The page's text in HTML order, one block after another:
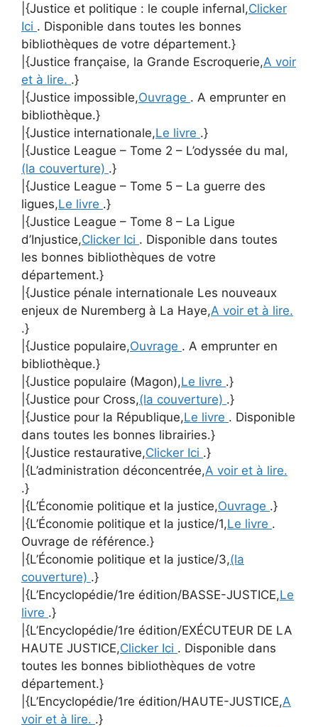
|{Justice et politique : le couple infernal,Clicker
Ici . Disponible dans toutes les bonnes
bibliothèques de votre département.}
|{Justice française, la Grande Escroquerie,A voir
et à lire. .}
|{Justice impossible,Ouvrage . A emprunter en
bibliothèque.}
|{Justice internationale,Le livre .}
|{Justice League – Tome 2 – L’odyssée du mal,
(la couverture) .}
|{Justice League – Tome 5 – La guerre des
ligues,Le livre .}
|{Justice League – Tome 8 – La Ligue
d’Injustice,Clicker Ici . Disponible dans toutes
les bonnes bibliothèques de votre
département.}
|{Justice pénale internationale Les nouveaux
enjeux de Nuremberg à La Haye,A voir et à lire.
.}
|{Justice populaire,Ouvrage . A emprunter en
bibliothèque.}
|{Justice populaire (Magon),Le livre .}
|{Justice pour Cross,(la couverture) .}
|{Justice pour la République,Le livre . Disponible
dans toutes les bonnes librairies.}
|{Justice restaurative,Clicker Ici .}
|{L’administration déconcentrée,A voir et à lire.
.}
|{L’Économie politique et la justice,Ouvrage .}
|{L’Économie politique et la justice/1,Le livre .
Ouvrage de référence.}
|{L’Économie politique et la justice/3,(la
couverture) .}
|{L’Encyclopédie/1re édition/BASSE-JUSTICE,Le
livre .}
|{L’Encyclopédie/1re édition/EXÉCUTEUR DE LA
HAUTE JUSTICE,Clicker Ici . Disponible dans
toutes les bonnes bibliothèques de votre
département.}
|{L’Encyclopédie/1re édition/HAUTE-JUSTICE,A
voir et à lire. .}